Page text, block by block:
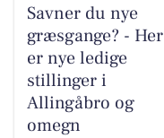
Savner du nye
græsgange? - Her
er nye ledige
stillinger i
Allingåbro og
omegn